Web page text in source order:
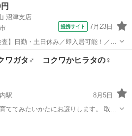
沼津支店
提携サイト 7月23日
】日勤・土日休み／即入居可能！／伊
「2人で同じ職場で働き
ワガタ♂ コクワかヒラタの♀
駅
8月5日
てみたいかたにお譲りします。 取引